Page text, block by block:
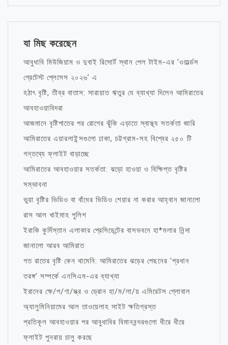
যা মিছ করেছেন
আবুধাবি মিউজিয়াম ও দুবাই রিসোর্ট স্থান পেল টাইম-এর ‘ওয়ার্ল্ডস
গ্রেটেস্ট প্লেসেস ২০২৬’ এ
হঠাৎ বৃষ্টি, তীব্র বাতাস: সারায়াত ঋতুর যে ব্যাখ্যা দিলেন আমিরাতের
আবহাওয়াবিদরা
আজমানে বৃষ্টিপাতের পর রোগের ঝুঁকি এড়াতে স্বাস্থ্য সতর্কতা জারি
আমিরাতের এয়ারলাইন্সগুলো ঢাকা, চট্টগ্রাম-সহ বিশ্বের ২৫০ টি
গন্তব্যে ফ্লাইট বাড়াচ্ছে
আমিরাতের আবহাওয়ার সতর্কতা: ঝড়ো হাওয়া ও বিক্ষিপ্ত বৃষ্টির
সম্ভাবনা
ভুয়া বৃষ্টির ভিডিও বা বাঁধের ভিডিও শেয়ার না করার আহ্বান জানালো
রাস আল খাইমাহ পুলিশ
ইরাকি কুর্দিস্তান এলাকার প্রেসিডেন্টের বাসভবনে হা*মলার নিন্দা
জানালো আরব আমিরাত
গত রাতের বৃষ্টি কেন থামেনি: আমিরাতের ঝড়ের পেছনের ‘প্রধান
তরঙ্গ’ সম্পর্কে এনসিএম-এর ব্যাখ্যা
ইরানের ক্ষে/প/ণা/স্ত্র ও ড্রোন হা/ম/লা/য় এমিরেটস গ্লোবাল
অ্যালুমিনিয়ামের আল তাওয়েলাহ সাইট ক্ষতিগ্রস্ত
প্রতিকূল আবহাওয়ার পর আবুধাবির বিমানবন্দরগুলো ধীরে ধীরে
ফ্লাইট পুনরায় চালু করছে